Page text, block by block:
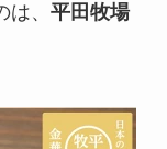
、 平田牧場